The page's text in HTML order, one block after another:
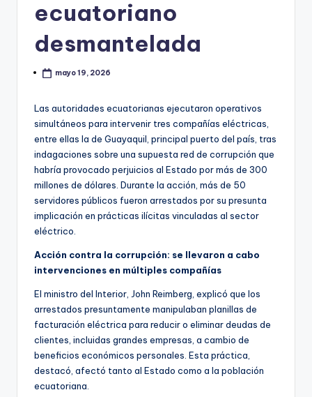
ecuatoriano
desmantelada
mayo 19, 2026
Las autoridades ecuatorianas ejecutaron operativos
simultáneos para intervenir tres compañías eléctricas,
entre ellas la de Guayaquil, principal puerto del país, tras
indagaciones sobre una supuesta red de corrupción que
habría provocado perjuicios al Estado por más de 300
millones de dólares. Durante la acción, más de 50
servidores públicos fueron arrestados por su presunta
implicación en prácticas ilícitas vinculadas al sector
eléctrico.
Acción contra la corrupción: se llevaron a cabo
intervenciones en múltiples compañías
El ministro del Interior, John Reimberg, explicó que los
arrestados presuntamente manipulaban planillas de
facturación eléctrica para reducir o eliminar deudas de
clientes, incluidas grandes empresas, a cambio de
beneficios económicos personales. Esta práctica,
destacó, afectó tanto al Estado como a la población
ecuatoriana.